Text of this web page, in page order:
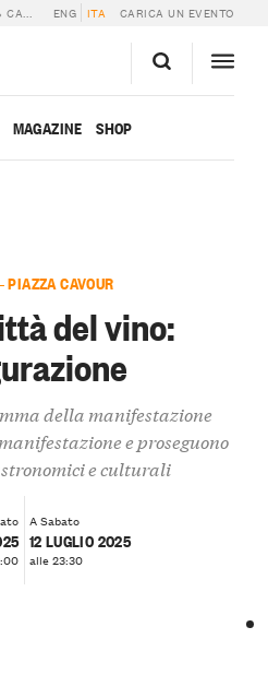
CANELLI CITTÀ DEL VINO: INAUGURAZIONE ENG ITA CARICA UN EVENTO
MAGAZINE SHOP
CAVOUR
del vino:
della manifestazione
e proseguono
e culturali
A Sabato
12 LUGLIO 2025
alle 23:30